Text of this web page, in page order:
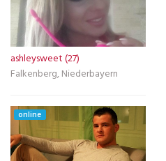
ashleysweet (27)
Falkenberg, Niederbayern
online